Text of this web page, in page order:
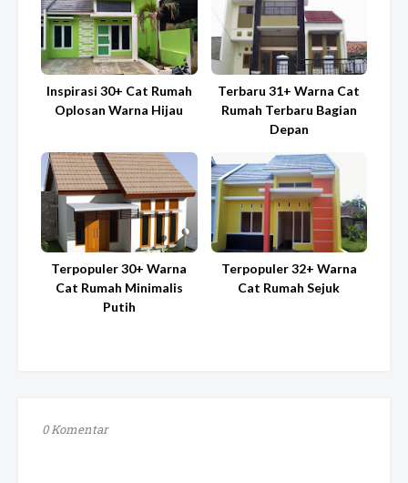
Inspirasi 30+ Cat Rumah
Oplosan Warna Hijau
Terbaru 31+ Warna Cat
Rumah Terbaru Bagian
Depan
Terpopuler 30+ Warna
Cat Rumah Minimalis
Putih
Terpopuler 32+ Warna
Cat Rumah Sejuk
0 Komentar